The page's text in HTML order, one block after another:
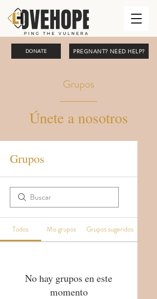
PREGNANT? NEED HELP?
DONATE
Grupos
Únete a nosotros
Grupos
Todos Mis grupos Grupos sugeridos
No hay grupos en este
momento